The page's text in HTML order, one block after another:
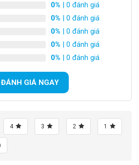
Hình MTB Black Line XT350
0% | 0 đánh giá
0% | 0 đánh giá
0% | 0 đánh giá
0% | 0 đánh giá
0% | 0 đánh giá
ĐÁNH GIÁ NGAY
4 3 2 1